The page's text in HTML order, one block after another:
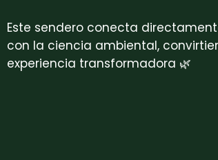
Este sendero conecta
con la ciencia ambiental,
experiencia transformadora 🌿